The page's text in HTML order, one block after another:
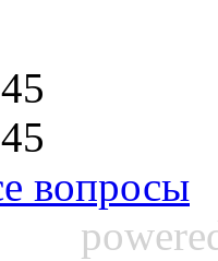
вопросы